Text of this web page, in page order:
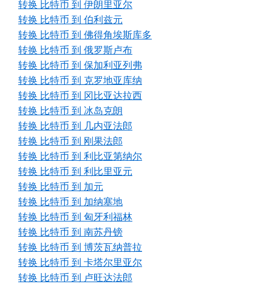
转换 比特币 到 伊朗里亚尔
转换 比特币 到 伯利兹元
转换 比特币 到 佛得角埃斯库多
转换 比特币 到 俄罗斯卢布
转换 比特币 到 保加利亚列弗
转换 比特币 到 克罗地亚库纳
转换 比特币 到 冈比亚达拉西
转换 比特币 到 冰岛克朗
转换 比特币 到 几内亚法郎
转换 比特币 到 刚果法郎
转换 比特币 到 利比亚第纳尔
转换 比特币 到 利比里亚元
转换 比特币 到 加元
转换 比特币 到 加纳塞地
转换 比特币 到 匈牙利福林
转换 比特币 到 南苏丹镑
转换 比特币 到 博茨瓦纳普拉
转换 比特币 到 卡塔尔里亚尔
转换 比特币 到 卢旺达法郎